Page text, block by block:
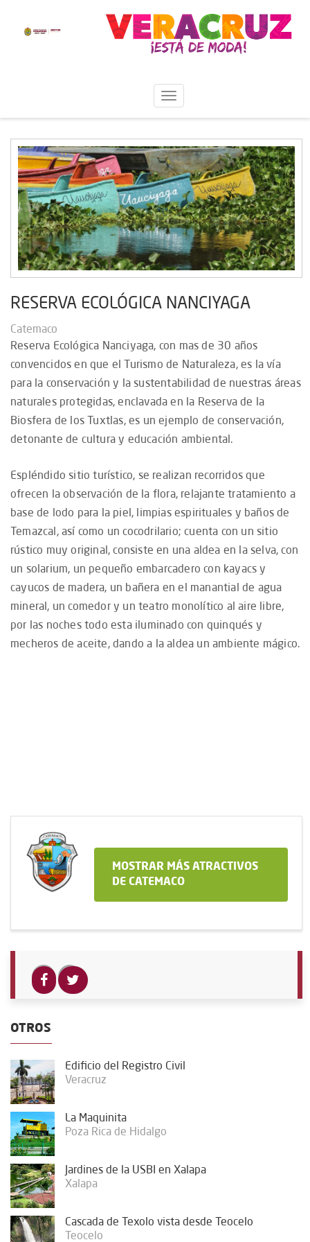
RESERVA ECOLÓGICA NANCIYAGA
Catemaco
Reserva Ecológica Nanciyaga, con mas de 30 años
convencidos en que el Turismo de Naturaleza, es la vía
para la conservación y la sustentabilidad de nuestras áreas
naturales protegidas, enclavada en la Reserva de la
Biosfera de los Tuxtlas, es un ejemplo de conservación,
detonante de cultura y educación ambiental.
Espléndido sitio turístico, se realizan recorridos que
ofrecen la observación de la flora, relajante tratamiento a
base de lodo para la piel, limpias espirituales y baños de
Temazcal, así como un cocodrilario; cuenta con un sitio
rústico muy original, consiste en una aldea en la selva, con
un solarium, un pequeño embarcadero con kayacs y
cayucos de madera, un bañera en el manantial de agua
mineral, un comedor y un teatro monolítico al aire libre,
por las noches todo esta iluminado con quinqués y
mecheros de aceite, dando a la aldea un ambiente mágico.
MOSTRAR MÁS ATRACTIVOS
DE CATEMACO
OTROS
Edificio del Registro Civil
Veracruz
La Maquinita
Poza Rica de Hidalgo
Jardines de la USBI en Xalapa
Xalapa
Cascada de Texolo vista desde Teocelo
Teocelo